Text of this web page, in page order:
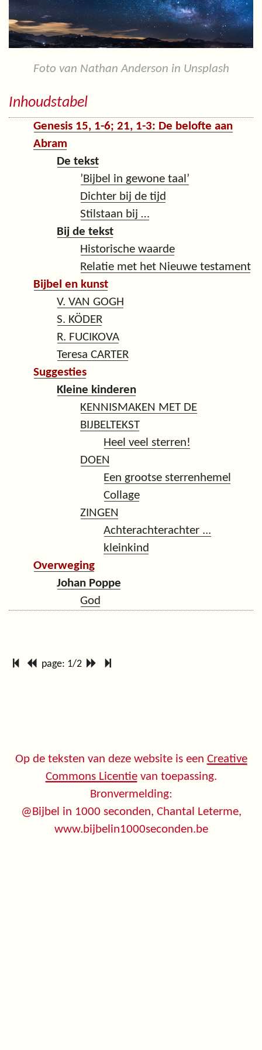
Foto van Nathan Anderson in Unsplash
Inhoudstabel
Genesis 15, 1-6; 21, 1-3: De belofte aan
Abram
De tekst
’Bijbel in gewone taal’
Dichter bij de tijd
Stilstaan bij …
Bij de tekst
Historische waarde
Relatie met het Nieuwe testament
Bijbel en kunst
V. VAN GOGH
S. KÖDER
R. FUCIKOVA
Teresa CARTER
Suggesties
Kleine kinderen
KENNISMAKEN MET DE
BIJBELTEKST
Heel veel sterren!
DOEN
Een grootse sterrenhemel
Collage
ZINGEN
Achterachterachter ...
kleinkind
Overweging
Johan Poppe
God
page: 1/2
Op de teksten van deze website is een Creative
Commons Licentievan toepassing.
Bronvermelding:
@Bijbel in 1000 seconden, Chantal Leterme,
www.bijbelin1000seconden.be